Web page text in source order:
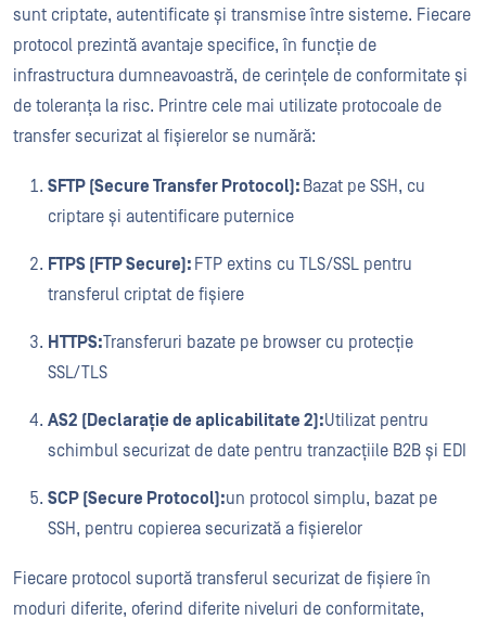
sunt criptate, autentificate și transmise între sisteme. Fiecare
protocol prezintă avantaje specifice, în funcție de
infrastructura dumneavoastră, de cerințele de conformitate și
de toleranța la risc. Printre cele mai utilizate protocoale de
transfer securizat al fișierelor se numără:
SFTP (Secure Transfer Protocol): Bazat pe SSH, cu
criptare și autentificare puternice
FTPS (FTP Secure): FTP extins cu TLS/SSL pentru
transferul criptat de fișiere
HTTPS:Transferuri bazate pe browser cu protecție
SSL/TLS
AS2 (Declarație de aplicabilitate 2):Utilizat pentru
schimbul securizat de date pentru tranzacțiile B2B și EDI
SCP (Secure Protocol):un protocol simplu, bazat pe
SSH, pentru copierea securizată a fișierelor
Fiecare protocol suportă transferul securizat de fișiere în
moduri diferite, oferind diferite niveluri de conformitate,